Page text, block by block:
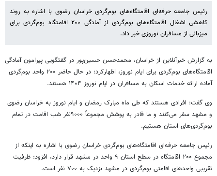
رئیس جامعه حرفه‌ای اقامتگاه‌های بوم‌گردی خراسان رضوی با اشاره به روند
کاهشی اشغال اقامتگاه‌های بوم‌گردی از آمادگی ۲۰۰ اقامتگاه بوم‌گردی برای
میزبانی از مسافران نوروزی خبر داد.
به گزارش خبرآنلاین از خراسان، محمدحسن حسین‌پور در گفتگویی پیرامون آمادگی
اقامتگاه‌های بوم‌گردی برای ایام نوروز، اظهارکرد: در حال حاضر ۲۰۰ واحد بوم‌گردی
آماده ارائه خدمات اسکان به مسافران در ایام نوروز ۱۴۰۴ هستند.
وی گفت: افرادی هستند که طی ماه مبارک رمضان و ایام نوروز به خراسان رضوی
و مشهد سفر می‌کنند و ما قادر به پوشش مجموعاً ۹۰۰۰نفر شب اقامت در تمام
بوم‌گردی‌های استان هستیم.
رئیس جامعه حرفه‌ای اقامتگاه‌های بوم‌گردی خراسان رضوی با اشاره به اینکه از
مجموع ۲۰۰ اقامتگاه در سطح استان ۹ واحد در مشهد قرار دارد، افزود: ظرفیت
تقریبی واحدهای اقامتی بوم‌گردی در مشهد نزدیک به ۷۰۰ نفر است.